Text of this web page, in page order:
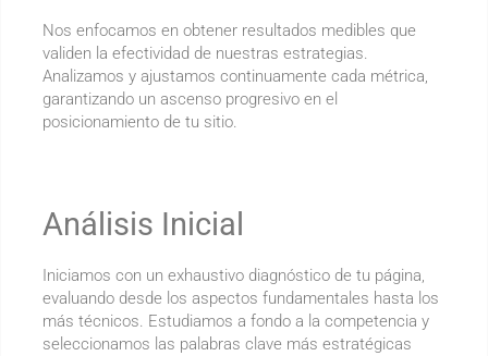
Nos enfocamos en obtener resultados medibles que
validen la efectividad de nuestras estrategias.
Analizamos y ajustamos continuamente cada métrica,
garantizando un ascenso progresivo en el
posicionamiento de tu sitio.
Análisis Inicial
Iniciamos con un exhaustivo diagnóstico de tu página,
evaluando desde los aspectos fundamentales hasta los
más técnicos. Estudiamos a fondo a la competencia y
seleccionamos las palabras clave más estratégicas